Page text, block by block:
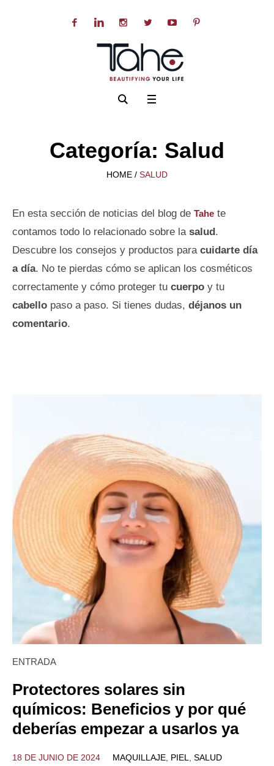
Categoría: Salud
HOME / SALUD
En esta sección de noticias del blog de Tahe te
contamos todo lo relacionado sobre la salud .
Descubre los consejos y productos para cuidarte día
a día. No te pierdas cómo se aplican los cosméticos
correctamente y cómo proteger tu cuerpo y tu
cabello paso a paso. Si tienes dudas, déjanos un
comentario.
ENTRADA
Protectores solares sin
químicos: Beneficios y por qué
deberías empezar a usarlos ya
18 DE JUNIO DE 2024 MAQUILLAJE, PIEL, SALUD